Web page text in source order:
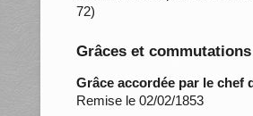
72)
Grâces et
Grâce accordée par le chef
Remise le 02/02/1853